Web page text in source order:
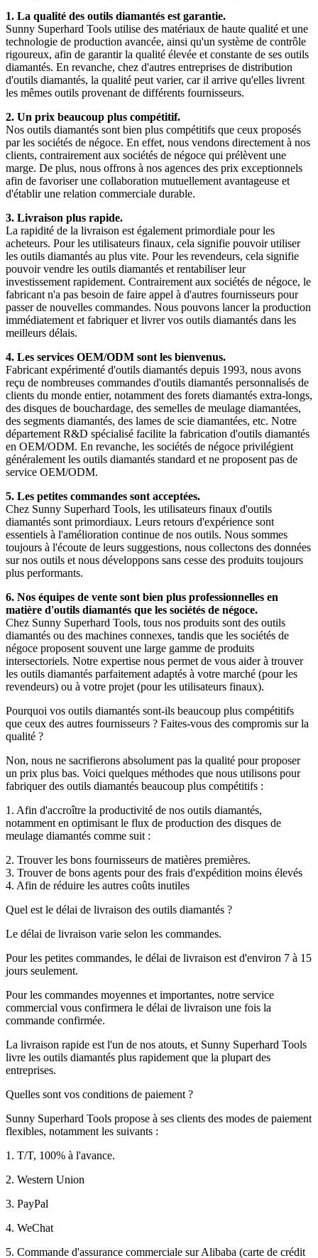
1. La qualité des outils diamantés est garantie.
Sunny Superhard Tools utilise des matériaux de haute qualité et une
technologie de production avancée, ainsi qu'un système de contrôle
rigoureux, afin de garantir la qualité élevée et constante de ses outils
diamantés. En revanche, chez d'autres entreprises de distribution
d'outils diamantés, la qualité peut varier, car il arrive qu'elles livrent
les mêmes outils provenant de différents fournisseurs.
2. Un prix beaucoup plus compétitif.
Nos outils diamantés sont bien plus compétitifs que ceux proposés
par les sociétés de négoce. En effet, nous vendons directement à nos
clients, contrairement aux sociétés de négoce qui prélèvent une
marge. De plus, nous offrons à nos agences des prix exceptionnels
afin de favoriser une collaboration mutuellement avantageuse et
d'établir une relation commerciale durable.
3. Livraison plus rapide.
La rapidité de la livraison est également primordiale pour les
acheteurs. Pour les utilisateurs finaux, cela signifie pouvoir utiliser
les outils diamantés au plus vite. Pour les revendeurs, cela signifie
pouvoir vendre les outils diamantés et rentabiliser leur
investissement rapidement. Contrairement aux sociétés de négoce, le
fabricant n'a pas besoin de faire appel à d'autres fournisseurs pour
passer de nouvelles commandes. Nous pouvons lancer la production
immédiatement et fabriquer et livrer vos outils diamantés dans les
meilleurs délais.
4. Les services OEM/ODM sont les bienvenus.
Fabricant expérimenté d'outils diamantés depuis 1993, nous avons
reçu de nombreuses commandes d'outils diamantés personnalisés de
clients du monde entier, notamment des forets diamantés extra-longs,
des disques de bouchardage, des semelles de meulage diamantées,
des segments diamantés, des lames de scie diamantées, etc. Notre
département R&D spécialisé facilite la fabrication d'outils diamantés
en OEM/ODM. En revanche, les sociétés de négoce privilégient
généralement les outils diamantés standard et ne proposent pas de
service OEM/ODM.
5. Les petites commandes sont acceptées.
Chez Sunny Superhard Tools, les utilisateurs finaux d'outils
diamantés sont primordiaux. Leurs retours d'expérience sont
essentiels à l'amélioration continue de nos outils. Nous sommes
toujours à l'écoute de leurs suggestions, nous collectons des données
sur nos outils et nous développons sans cesse des produits toujours
plus performants.
6. Nos équipes de vente sont bien plus professionnelles en
matière d'outils diamantés que les sociétés de négoce.
Chez Sunny Superhard Tools, tous nos produits sont des outils
diamantés ou des machines connexes, tandis que les sociétés de
négoce proposent souvent une large gamme de produits
intersectoriels. Notre expertise nous permet de vous aider à trouver
les outils diamantés parfaitement adaptés à votre marché (pour les
revendeurs) ou à votre projet (pour les utilisateurs finaux).
Pourquoi vos outils diamantés sont-ils beaucoup plus compétitifs
que ceux des autres fournisseurs ? Faites-vous des compromis sur la
qualité ?
Non, nous ne sacrifierons absolument pas la qualité pour proposer
un prix plus bas. Voici quelques méthodes que nous utilisons pour
fabriquer des outils diamantés beaucoup plus compétitifs :
1. Afin d'accroître la productivité de nos outils diamantés,
notamment en optimisant le flux de production des disques de
meulage diamantés comme suit :
2. Trouver les bons fournisseurs de matières premières.
3. Trouver de bons agents pour des frais d'expédition moins élevés
4. Afin de réduire les autres coûts inutiles
Quel est le délai de livraison des outils diamantés ?
Le délai de livraison varie selon les commandes.
Pour les petites commandes, le délai de livraison est d'environ 7 à 15
jours seulement.
Pour les commandes moyennes et importantes, notre service
commercial vous confirmera le délai de livraison une fois la
commande confirmée.
La livraison rapide est l'un de nos atouts, et Sunny Superhard Tools
livre les outils diamantés plus rapidement que la plupart des
entreprises.
Quelles sont vos conditions de paiement ?
Sunny Superhard Tools propose à ses clients des modes de paiement
flexibles, notamment les suivants :
1. T/T, 100% à l'avance.
2. Western Union
3. PayPal
4. WeChat
5. Commande d'assurance commerciale sur Alibaba (carte de crédit